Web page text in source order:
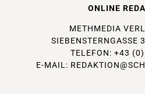
ONLINE
METHMEDIA
SIEBENSTERNGASSE
TELEFON: +43
E-MAIL: